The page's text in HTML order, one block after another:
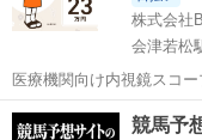
株式会社
会津若松
医療機関向け内視鏡スコ
★◎20代～40代の男女活
場あり★日払いあり◎空調
福島 会津若松市